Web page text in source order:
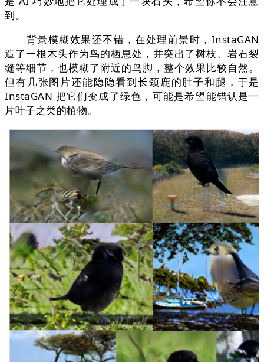
到。
背景模糊效果还不错，在处理前景时，InstaGAN
造了一根木头作为鸟的栖息处，并突出了树枝、岩石裂
缝等细节，也模糊了附近的鸟脚，整个效果比较自然。
但有几张图片还能隐隐看到长颈鹿的肚子和腿，于是
InstaGAN 把它们变成了绿色，可能是希望能错认是一
片叶子之类的植物。